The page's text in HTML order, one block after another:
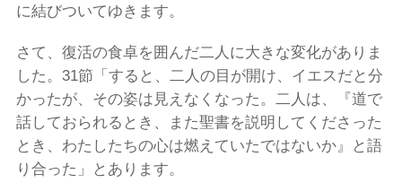
に結びついてゆきます。
さて、復活の食卓を囲んだ二人に大きな変化がありま
した。31節「すると、二人の目が開け、イエスだと分
かったが、その姿は見えなくなった。二人は、『道で
話しておられるとき、また聖書を説明してくださった
とき、わたしたちの心は燃えていたではないか』と語
り合った」とあります。